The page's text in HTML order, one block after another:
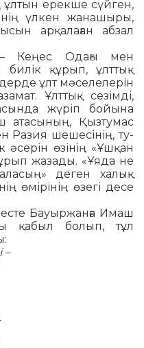
ұлтын ерекше сүйген,
үлкен жанашыры,
арқалаған абзал
Кеңес Одағы мен
құрып, ұлттық
ұлт мәселелерін
Ұлттық сезімді,
жүріп бойына
атасының, Қызтумас
Разия шешесінің, ту­
әсерін өзінің «Ұшқан
жазады. «Ұяда не
деген халық
өмірінің өзегі десе
Бауыр­жан­ға Имаш
қа­был болып, тұл
–